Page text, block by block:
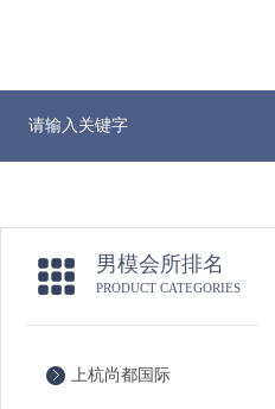
男模会所排名
PRODUCT CATEGORIES
上杭尚都国际